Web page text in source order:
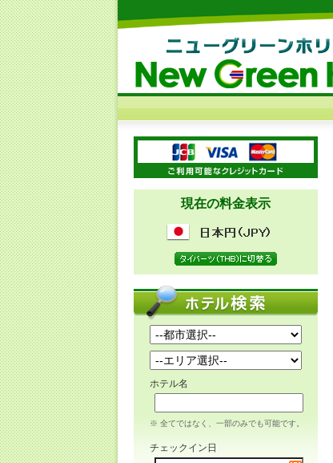
現在の料金表示
ホテル名
※ 全てではなく、一部のみでも可能です。
チェックイン日